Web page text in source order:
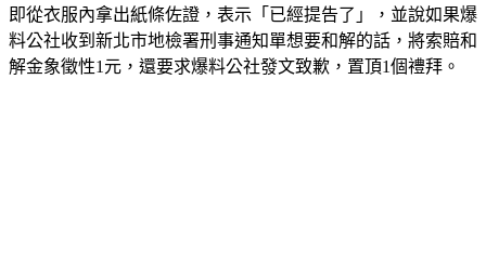
即從衣服內拿出紙條佐證，表示「已經提告了」，並說如果爆
料公社收到新北市地檢署刑事通知單想要和解的話， 將索賠和
解金象徵性1元，還要求爆料公社發文致歉，置頂1個禮拜。